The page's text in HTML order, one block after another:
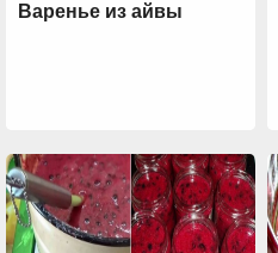
Варенье из айвы